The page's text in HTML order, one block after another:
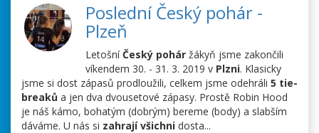
Poslední Český pohár -
Plzeň
LetošníČeský poháržákyň jsme zakončili
víkendem 30. - 31. 3. 2019 v Plzni. Klasicky
jsme si dost zápasů prodloužili, celkem jsme odehráli 5 tie-
breaků a jen dva dvousetové zápasy. Prostě Robin Hood
je náš kámo, bohatým (dobrým) bereme (body) a slabším
dáváme. U nás si zahrají všichni dosta...